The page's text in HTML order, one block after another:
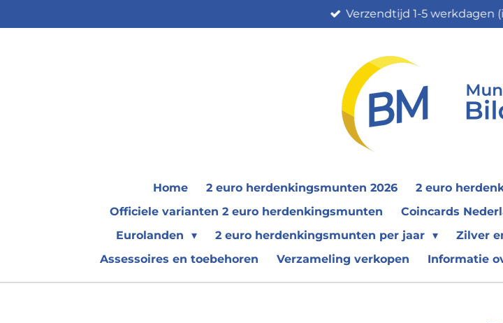
direct
Verzendtijd 1-5 werkdagen
Home 2 euro herdenkingsmunten 2026 2 euro
Officiele varianten 2 euro herdenkingsmunten
Coincards
Eurolanden
2 euro herdenkingsmunten per jaar Zilver
Assessoires en toebehoren
Verzameling verkopen Informatie